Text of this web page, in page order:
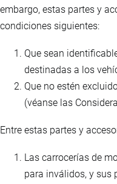
embargo, estas partes y
condiciones siguientes:
Que sean
destinadas a los
Que no estén
(véanse las
Entre estas partes y
Las carrocerías de
para inválidos, y sus